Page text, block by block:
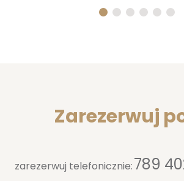
Zarezerwuj
zarezerwuj telefonicznie:789